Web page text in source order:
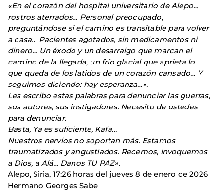
«En el corazón del hospital universitario de Alepo…
rostros aterrados… Personal preocupado,
preguntándose si el camino es transitable para volver
a casa… Pacientes agotados, sin medicamentos ni
dinero… Un éxodo y un desarraigo que marcan el
camino de la llegada, un frío glacial que aprieta lo
que queda de los latidos de un corazón cansado… Y
seguimos diciendo: hay esperanza…».
Les escribo estas palabras para denunciar las guerras,
sus autores, sus instigadores. Necesito de ustedes
para denunciar.
Basta, Ya es suficiente, Kafa…
Nuestros nervios no soportan más. Estamos
traumatizados y angustiados. Recemos, invoquemos
a Dios, a Alá… Danos TU PAZ».
Alepo, Siria, 17:26 horas del jueves 8 de enero de 2026
Hermano Georges Sabe